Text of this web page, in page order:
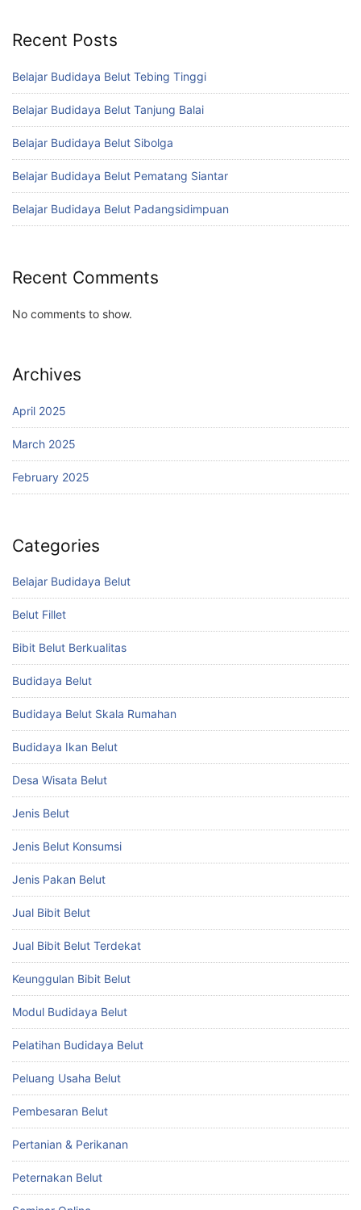
Recent Posts
Belajar Budidaya Belut Tebing Tinggi
Belajar Budidaya Belut Tanjung Balai
Belajar Budidaya Belut Sibolga
Belajar Budidaya Belut Pematang Siantar
Belajar Budidaya Belut Padangsidimpuan
Recent Comments
No comments to show.
Archives
April 2025
March 2025
February 2025
Categories
Belajar Budidaya Belut
Belut Fillet
Bibit Belut Berkualitas
Budidaya Belut
Budidaya Belut Skala Rumahan
Budidaya Ikan Belut
Desa Wisata Belut
Jenis Belut
Jenis Belut Konsumsi
Jenis Pakan Belut
Jual Bibit Belut
Jual Bibit Belut Terdekat
Keunggulan Bibit Belut
Modul Budidaya Belut
Pelatihan Budidaya Belut
Peluang Usaha Belut
Pembesaran Belut
Pertanian & Perikanan
Peternakan Belut